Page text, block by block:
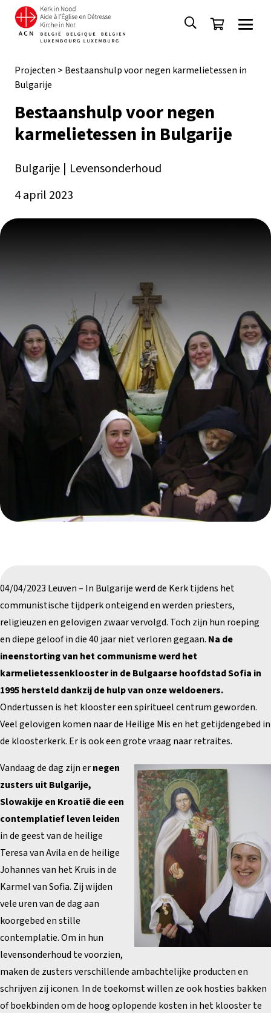
Projecten > Bestaanshulp voor negen karmelietessen in
Bulgarije
Bestaanshulp voor negen
karmelietessen in Bulgarije
Bulgarije | Levensonderhoud
4 april 2023
04/04/2023 Leuven – In Bulgarije werd de Kerk tijdens het
communistische tijdperk onteigend en werden priesters,
religieuzen en gelovigen zwaar vervolgd. Toch zijn hun roeping
en diepe geloof in die 40 jaar niet verloren gegaan. Na de
ineenstorting van het communisme werd het
karmelietessenklooster in de Bulgaarse hoofdstad Sofia in
1995 hersteld dankzij de hulp van onze weldoeners.
Ondertussen is het klooster een spiritueel centrum geworden.
Veel gelovigen komen naar de Heilige Mis en het getijdengebed in
de kloosterkerk. Er is ook een grote vraag naar retraites.
Vandaag de dag zijn ernegen
zusters uit Bulgarije,
Slowakije en Kroatië die een
contemplatief leven leiden
in de geest van de heilige
Teresa van Avila en de heilige
Johannes van het Kruis in de
Karmel van Sofia. Zij wijden
vele uren van de dag aan
koorgebed en stille
contemplatie. Om in hun
levensonderhoud te voorzien,
maken de zusters verschillende ambachtelijke producten en
schrijven zij iconen. In de toekomst willen ze ook hosties bakken
of boekbinden om de hoog oplopende kosten in het klooster te